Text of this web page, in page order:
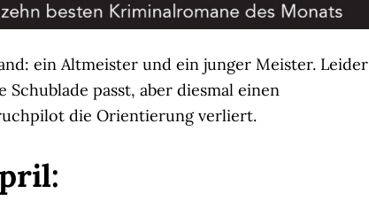
ein Altmeister und ein junger Meister. Leider
passt, aber diesmal einen
die Orientierung verliert.